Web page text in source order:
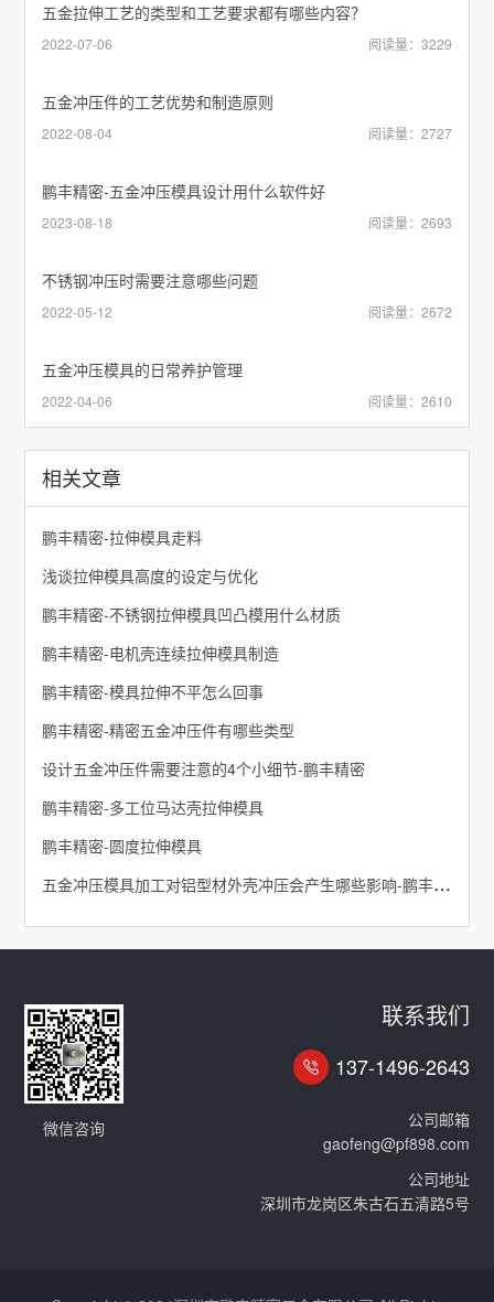
五金拉伸工艺的类型和工艺要求都有哪些内容？
2022-07-06 阅读量：3229
五金冲压件的工艺优势和制造原则
2022-08-04 阅读量：2727
鹏丰精密-五金冲压模具设计用什么软件好
2023-08-18 阅读量：2693
不锈钢冲压时需要注意哪些问题
2022-05-12 阅读量：2672
五金冲压模具的日常养护管理
2022-04-06 阅读量：2610
相关文章
鹏丰精密-拉伸模具走料
浅谈拉伸模具高度的设定与优化
鹏丰精密-不锈钢拉伸模具凹凸模用什么材质
鹏丰精密-电机壳连续拉伸模具制造
鹏丰精密-模具拉伸不平怎么回事
鹏丰精密-精密五金冲压件有哪些类型
设计五金冲压件需要注意的4个小细节-鹏丰精密
鹏丰精密-多工位马达壳拉伸模具
鹏丰精密-圆度拉伸模具
五金冲压模具加工对铝型材外壳冲压会产生哪些影响-鹏丰精密
微信咨询
联系我们
137-1496-2643
公司邮箱
gaofeng@pf898.com
公司地址
深圳市龙岗区朱古石五清路5号